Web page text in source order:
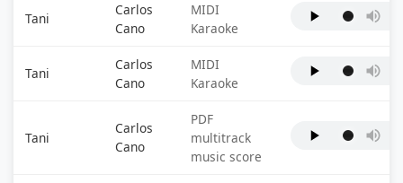
Tani
Carlos
Cano
MIDI
Karaoke
Tani
Carlos
Cano
MIDI
Karaoke
Tani
Carlos
Cano
PDF
multitrack
music score